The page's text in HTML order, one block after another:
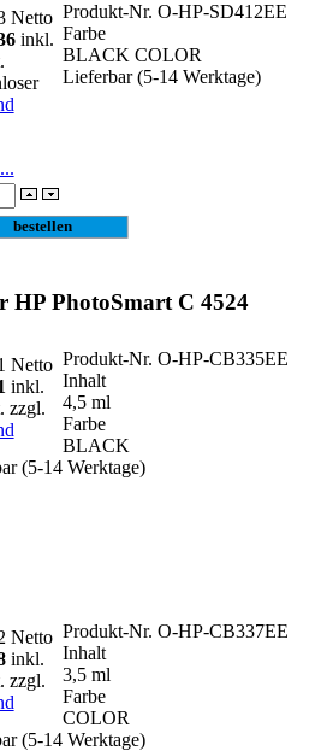
Netto
inkl.
Produkt-Nr. O-HP-SD412EE
Farbe
BLACK COLOR
Lieferbar (5-14 Werktage)
HP PhotoSmart C 4524
Netto
inkl.
zzgl.
Produkt-Nr. O-HP-CB335EE
Inhalt
4,5 ml
Farbe
BLACK
(5-14 Werktage)
Netto
inkl.
zzgl.
Produkt-Nr. O-HP-CB337EE
Inhalt
3,5 ml
Farbe
COLOR
(5-14 Werktage)